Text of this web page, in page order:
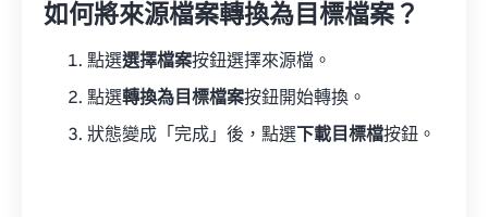
如何將來源檔案轉換為目標檔案？
點選選擇檔案按鈕選擇來源檔。
點選轉換為目標檔案按鈕開始轉換。
狀態變成「完成」後，點選 下載目標檔按鈕。